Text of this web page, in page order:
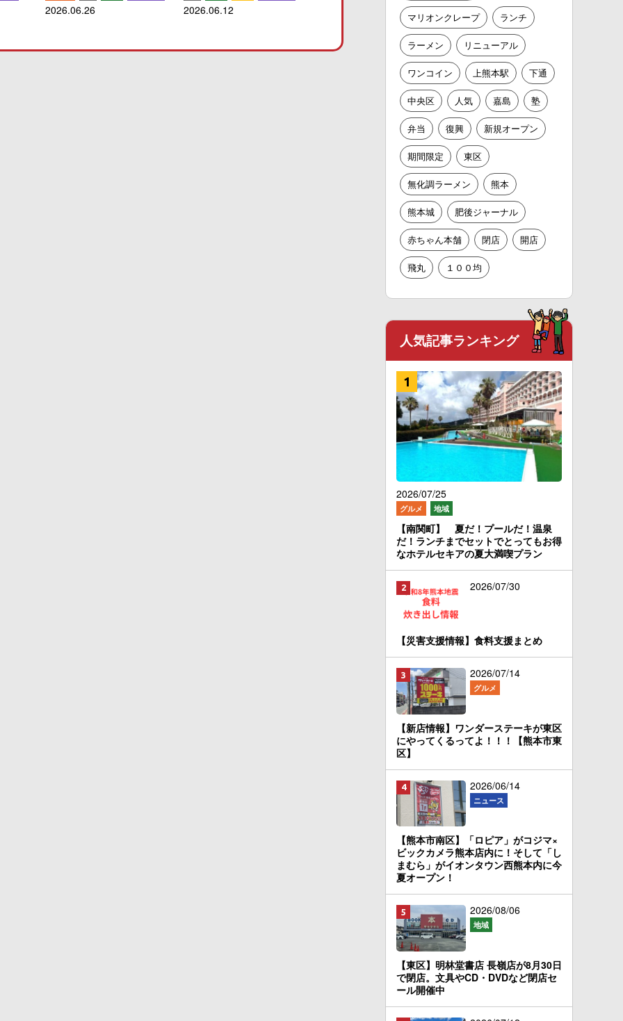
2026.06.26 2026.06.12
マリオンクレープ ランチ
ラーメン リニューアル
ワンコイン 上熊本駅 下通
中央区 人気 嘉島 塾
弁当 復興 新規オープン
期間限定 東区
無化調ラーメン 熊本
熊本城 肥後ジャーナル
赤ちゃん本舗 閉店 開店
飛丸 １００均
人気記事ランキング
2026/07/25
グルメ 地域
【南関町】 夏だ！プールだ！温泉
だ！ランチまでセットでとってもお得
なホテルセキアの夏大満喫プラン
2026/07/30
【災害支援情報】食料支援まとめ
2026/07/14
グルメ
【新店情報】ワンダーステーキが東区
にやってくるってよ！！！【熊本市東
区】
2026/06/14
ニュース
【熊本市南区】「ロピア」がコジマ×
ビックカメラ熊本店内に！そして「し
まむら」がイオンタウン西熊本内に今
夏オープン！
2026/08/06
地域
【東区】明林堂書店 長嶺店が8月30日
で閉店。文具やCD・DVDなど閉店セ
ール開催中